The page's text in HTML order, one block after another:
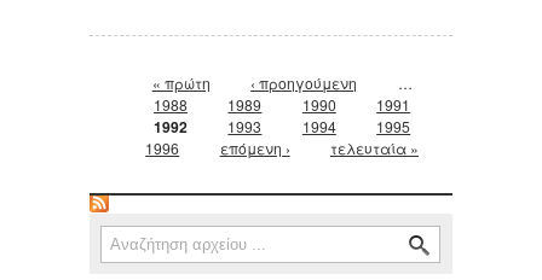
Σελίδες« πρώτη ‹ προηγούμενη
…
1988
1989 1990 1991
1992 1993 1994
1995
1996
επόμενη › τελευταία »
Φόρμα αναζήτησης
Αναζήτηση